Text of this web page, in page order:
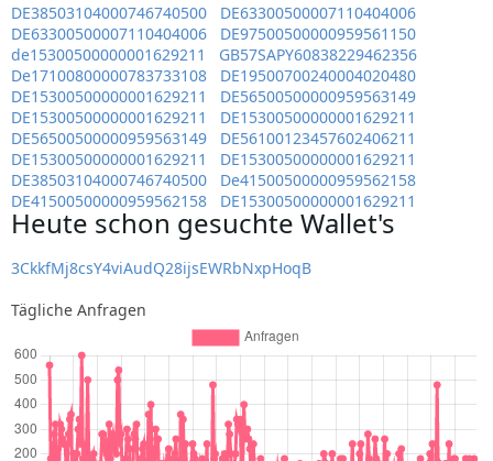
DE38503104000746740500
DE63300500007110404006
DE63300500007110404006
DE97500500000959561150
de15300500000001629211
GB57SAPY60838229462356
De17100800000783733108
DE19500700240004020480
DE15300500000001629211
DE56500500000959563149
DE15300500000001629211
DE15300500000001629211
DE56500500000959563149
DE56100123457602406211
DE15300500000001629211
DE15300500000001629211
DE38503104000746740500
De41500500000959562158
DE41500500000959562158
DE15300500000001629211
Heute schon gesuchte Wallet's
3CkkfMj8csY4viAudQ28ijsEWRbNxpHoqB
Tägliche Anfragen